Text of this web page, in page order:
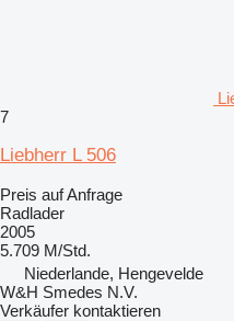
7
Liebherr L 506
Preis auf Anfrage
Radlader
2005
5.709 M/Std.
Niederlande, Hengevelde
W&H Smedes N.V.
Verkäufer kontaktieren